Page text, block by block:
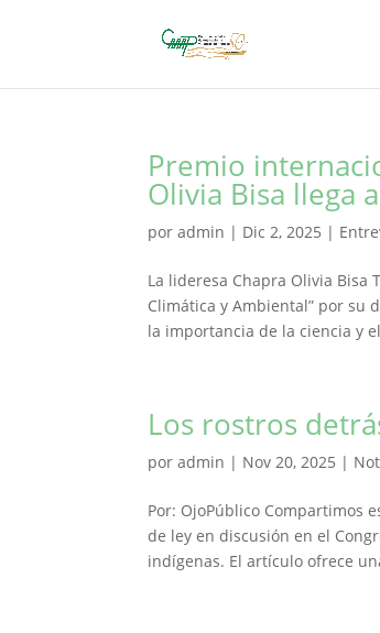
Premio
Olivia Bisa llega
poradmin | Dic 2, 2025 |
La lideresa Chapra Olivia Bisa
Climática y Ambiental” por su
la importancia de la ciencia y
Los rostros
poradmin | Nov 20, 2025 |
Por: OjoPúblico Compartimos
de ley en discusión en el
indígenas. El artículo ofrece